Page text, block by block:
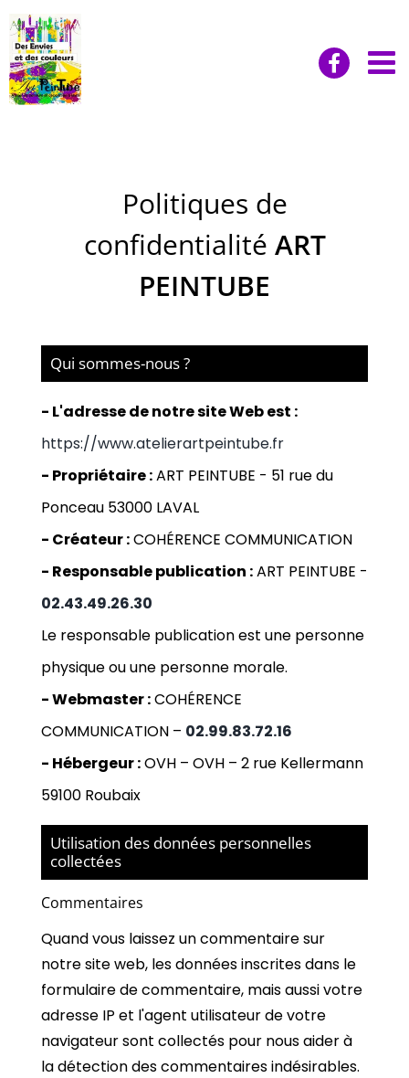
Passer
au
contenu
Politiques de
confidentialité ART
PEINTUBE
Qui sommes-nous ?
- L'adresse de notre site Web est :
https://www.atelierartpeintube.fr
- Propriétaire :ART PEINTUBE - 51 rue du
Ponceau 53000 LAVAL
- Créateur :COHÉRENCE COMMUNICATION
- Responsable publication :ART PEINTUBE -
02.43.49.26.30
Le responsable publication est une personne
physique ou une personne morale.
- Webmaster :COHÉRENCE
COMMUNICATION – 02.99.83.72.16
- Hébergeur :OVH – OVH – 2 rue Kellermann
59100 Roubaix
Utilisation des données personnelles
collectées
Commentaires
Quand vous laissez un commentaire sur
notre site web, les données inscrites dans le
formulaire de commentaire, mais aussi votre
adresse IP et l'agent utilisateur de votre
navigateur sont collectés pour nous aider à
la détection des commentaires indésirables.